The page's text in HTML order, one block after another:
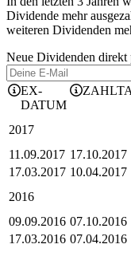
Dividende mehr
weiteren Dividenden
Neue Dividenden direkt
EX-
DATUM
2017
11.09.2017 17.10.2017
17.03.2017 10.04.2017
2016
09.09.2016 07.10.2016
17.03.2016 07.04.2016